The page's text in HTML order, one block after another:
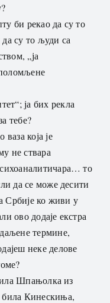
би рекао да су то
су то људи са
„ја
ја бих рекла
тебе?
која је
не ствара
то
да се може десити
Србије ко живи у
ово додаје екстра
термине,
неке делове
Шпањолка из
била Кинескиња,